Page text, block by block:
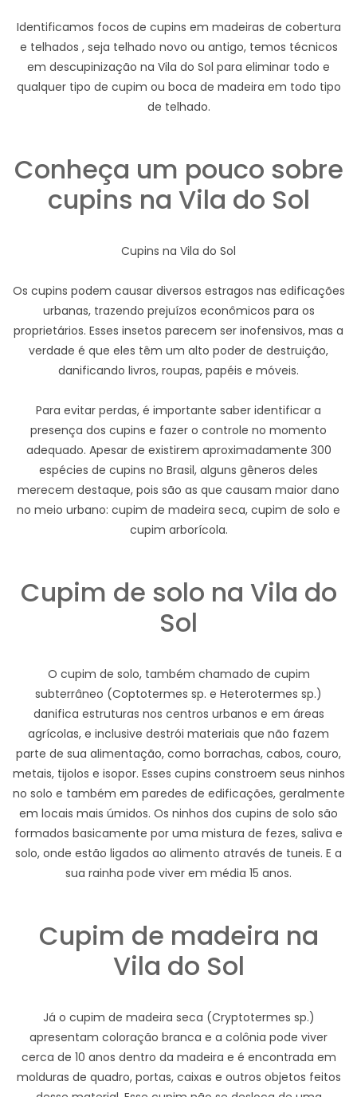
Identificamos focos de cupins em madeiras de cobertura
e telhados , seja telhado novo ou antigo, temos técnicos
em descupinização na Vila do Sol para eliminar todo e
qualquer tipo de cupim ou boca de madeira em todo tipo
de telhado.
Conheça um pouco sobre
cupins na Vila do Sol
Cupins na Vila do Sol
Os cupins podem causar diversos estragos nas edificações
urbanas, trazendo prejuízos econômicos para os
proprietários. Esses insetos parecem ser inofensivos, mas a
verdade é que eles têm um alto poder de destruição,
danificando livros, roupas, papéis e móveis.
Para evitar perdas, é importante saber identificar a
presença dos cupins e fazer o controle no momento
adequado. Apesar de existirem aproximadamente 300
espécies de cupins no Brasil, alguns gêneros deles
merecem destaque, pois são as que causam maior dano
no meio urbano: cupim de madeira seca, cupim de solo e
cupim arborícola.
Cupim de solo na Vila do
Sol
O cupim de solo, também chamado de cupim
subterrâneo (Coptotermes sp. e Heterotermes sp.)
danifica estruturas nos centros urbanos e em áreas
agrícolas, e inclusive destrói materiais que não fazem
parte de sua alimentação, como borrachas, cabos, couro,
metais, tijolos e isopor. Esses cupins constroem seus ninhos
no solo e também em paredes de edificações, geralmente
em locais mais úmidos. Os ninhos dos cupins de solo são
formados basicamente por uma mistura de fezes, saliva e
solo, onde estão ligados ao alimento através de tuneis. E a
sua rainha pode viver em média 15 anos.
Cupim de madeira na
Vila do Sol
Já o cupim de madeira seca (Cryptotermes sp.)
apresentam coloração branca e a colônia pode viver
cerca de 10 anos dentro da madeira e é encontrada em
molduras de quadro, portas, caixas e outros objetos feitos